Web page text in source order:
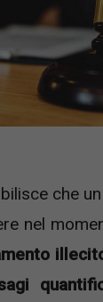
che un
nel